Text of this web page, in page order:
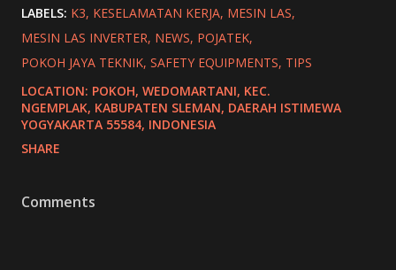
LABELS: K3 KESELAMATAN KERJA MESIN LAS
MESIN LAS INVERTER NEWS POJATEK
POKOH JAYA TEKNIK SAFETY EQUIPMENTS TIPS
LOCATION: POKOH, WEDOMARTANI, KEC.
NGEMPLAK, KABUPATEN SLEMAN, DAERAH ISTIMEWA
YOGYAKARTA 55584, INDONESIA
SHARE
Comments